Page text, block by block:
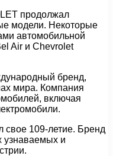
продолжал
модели. Некоторые
автомобильной
Air и Chevrolet
бренд,
мира. Компания
включая
свое 109-летие. Бренд
узнаваемых и